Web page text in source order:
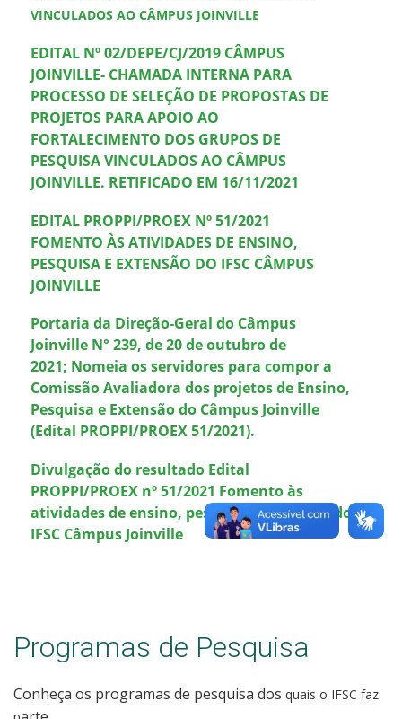
VINCULADOS AO CÂMPUS JOINVILLE
EDITAL Nº 02/DEPE/CJ/2019 CÂMPUS
JOINVILLE- CHAMADA INTERNA PARA
PROCESSO DE SELEÇÃO DE PROPOSTAS DE
PROJETOS PARA APOIO AO
FORTALECIMENTO DOS GRUPOS DE
PESQUISA VINCULADOS AO CÂMPUS
JOINVILLE. RETIFICADO EM 16/11/2021
EDITAL PROPPI/PROEX Nº 51/2021
FOMENTO ÀS ATIVIDADES DE ENSINO,
PESQUISA E EXTENSÃO DO IFSC CÂMPUS
JOINVILLE
Portaria da Direção-Geral do Câmpus
Joinville N° 239, de 20 de outubro de
2021; Nomeia os servidores para compor a
Comissão Avaliadora dos projetos de Ensino,
Pesquisa e Extensão do Câmpus Joinville
(Edital PROPPI/PROEX 51/2021).
Divulgação do resultado Edital
PROPPI/PROEX nº 51/2021 Fomento às
atividades de ensino, pesquisa e extensão do
IFSC Câmpus Joinville
Programas de Pesquisa
Conheça os programas de pesquisa dos quais o IFSC faz